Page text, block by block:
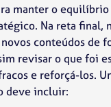
manter o
Na reta final,
conteúdos de
revisar o que foi
e reforçá-los.
deve incluir: